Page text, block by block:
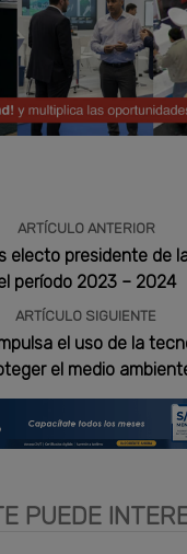
ARTÍCULO ANTERIOR
electo presidente de
período 2023 – 2024
ARTÍCULO SIGUIENTE
el uso de la
el medio
PUEDE